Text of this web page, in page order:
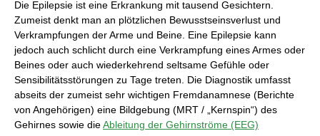
Die Epilepsie ist eine Erkrankung mit tausend Gesichtern.
Zumeist denkt man an plötzlichen Bewusstseinsverlust und
Verkrampfungen der Arme und Beine. Eine Epilepsie kann
jedoch auch schlicht durch eine Verkrampfung eines Armes oder
Beines oder auch wiederkehrend seltsame Gefühle oder
Sensibilitätsstörungen zu Tage treten. Die Diagnostik umfasst
abseits der zumeist sehr wichtigen Fremdanamnese (Berichte
von Angehörigen) eine Bildgebung (MRT / „Kernspin“) des
Gehirnes sowie dieAbleitung der Gehirnströme (EEG)